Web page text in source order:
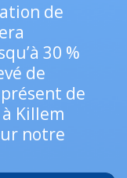
de
30 %
de
de
Killem
notre